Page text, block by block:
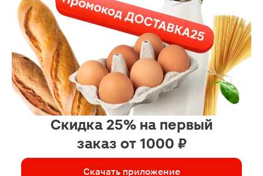
Скидка 25% на первый
заказ от 1000 ₽
Скачать приложение